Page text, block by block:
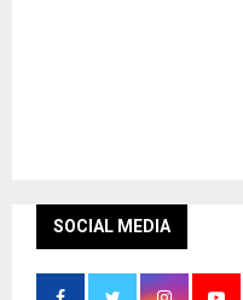
SOCIAL MEDIA